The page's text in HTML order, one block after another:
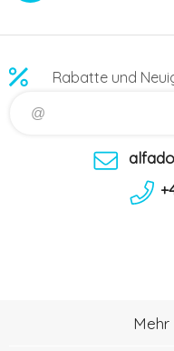
Rabatte und